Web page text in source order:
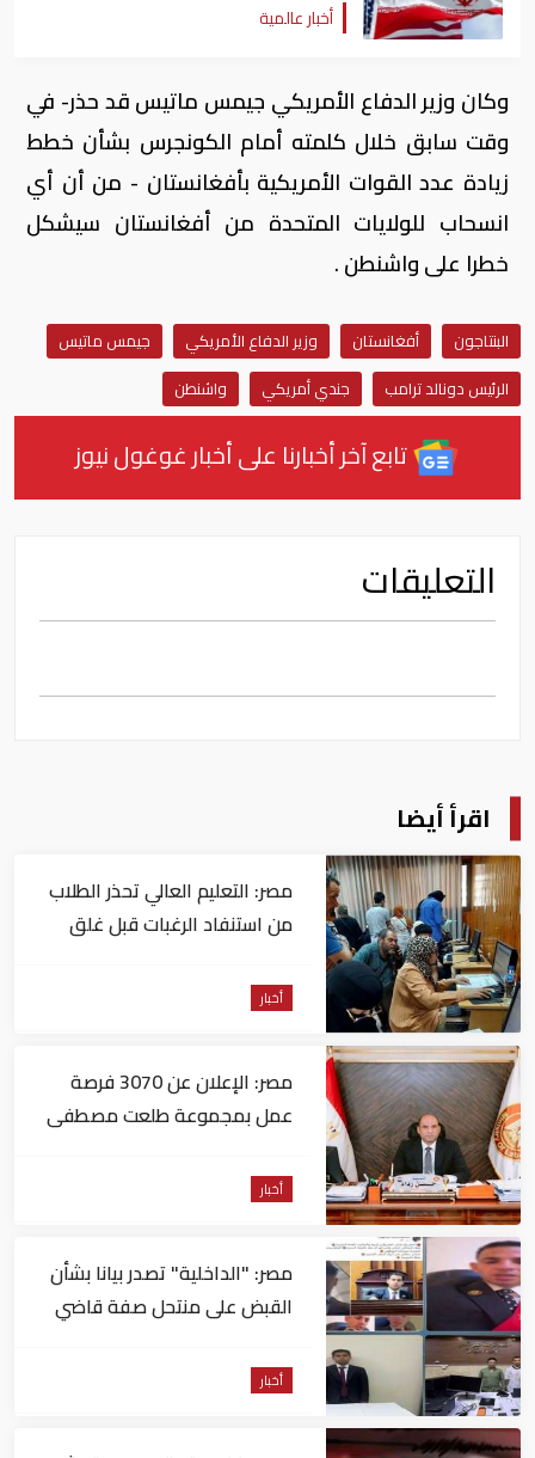
أخبار عالمية
وكان وزير الدفاع الأمريكي جيمس ماتيس قد حذر- في
وقت سابق خلال كلمته أمام الكونجرس بشأن خطط
زيادة عدد القوات الأمريكية بأفغانستان - من أن أي
انسحاب للولايات المتحدة من أفغانستان سيشكل
خطرا على واشنطن .
البنتاجون أفغانستان وزير الدفاع الأمريكي
جيمس ماتيس
الرئيس دونالد ترامب
جندي أمريكي واشنطن
تابع آخر أخبارنا على أخبار غوغول نيوز
التعليقات
اقرأ أيضا
مصر: التعليم العالي تحذر الطلاب
من استنفاد الرغبات قبل غلق
أخبار
مصر: الإعلان عن 3070 فرصة
عمل بمجموعة طلعت مصطفى
أخبار
مصر: "الداخلية" تصدر بيانا بشأن
القبض على منتحل صفة قاضي
أخبار